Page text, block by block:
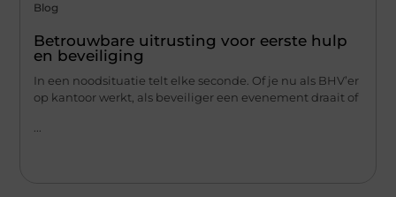
Blog
Betrouwbare uitrusting voor eerste hulp
en beveiliging
In een noodsituatie telt elke seconde. Of je nu als BHV’er
op kantoor werkt, als beveiliger een evenement draait of